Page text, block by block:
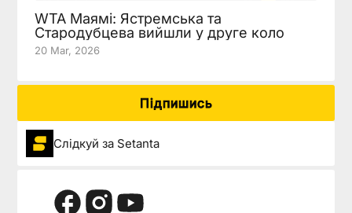
WTA Маямі: Ястремська та
Стародубцева вийшли у друге коло
20 Mar, 2026
Підпишись
Слідкуй за Setanta